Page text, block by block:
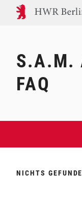
Inhalt
S.A.M.
FAQ
NICHTS